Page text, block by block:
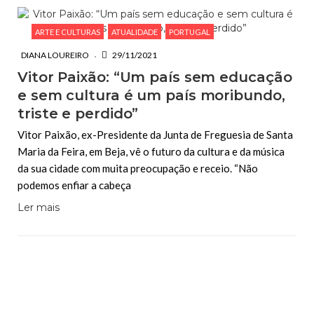
ARTE E CULTURAS ATUALIDADE PORTUGAL
DIANA LOUREIRO 29/11/2021
Vitor Paixão: “Um país sem educação
e sem cultura é um país moribundo,
triste e perdido”
Vitor Paixão, ex-Presidente da Junta de Freguesia de Santa
Maria da Feira, em Beja, vê o futuro da cultura e da música
da sua cidade com muita preocupação e receio. “Não
podemos enfiar a cabeça
Ler mais